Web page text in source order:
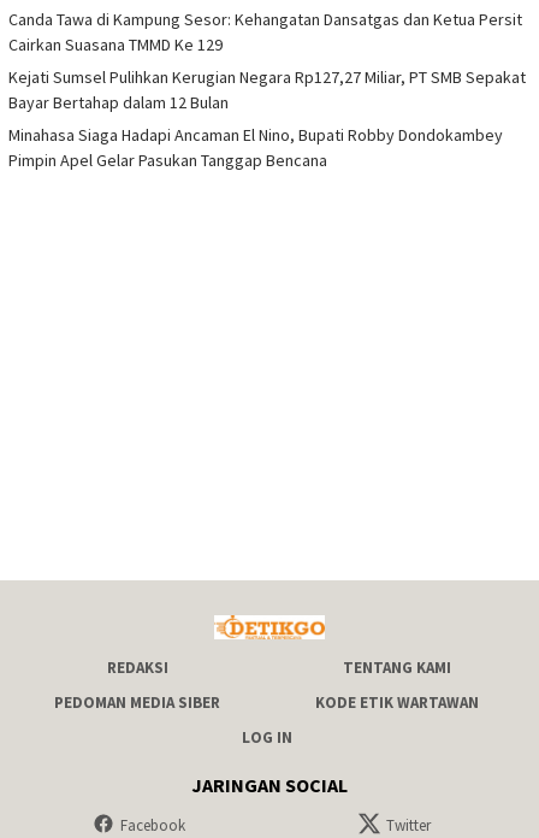
Canda Tawa di Kampung Sesor: Kehangatan Dansatgas dan Ketua Persit
Cairkan Suasana TMMD Ke 129
Kejati Sumsel Pulihkan Kerugian Negara Rp127,27 Miliar, PT SMB Sepakat
Bayar Bertahap dalam 12 Bulan
Minahasa Siaga Hadapi Ancaman El Nino, Bupati Robby Dondokambey
Pimpin Apel Gelar Pasukan Tanggap Bencana
REDAKSI
TENTANG KAMI
PEDOMAN MEDIA SIBER
KODE ETIK WARTAWAN
LOG IN
JARINGAN SOCIAL
Facebook Twitter